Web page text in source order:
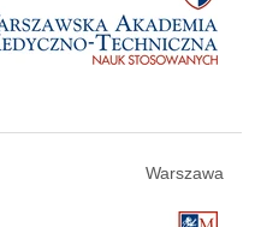
Warszawa